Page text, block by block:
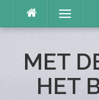
inhoud
Menu
MET
HET